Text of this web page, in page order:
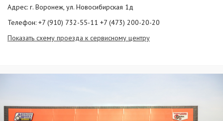
Адрес: г. Воронеж, ул. Новосибирская 1д
Телефон: +7 (910) 732-55-11 +7 (473) 200-20-20
Показать схему проезда к сервисному центру